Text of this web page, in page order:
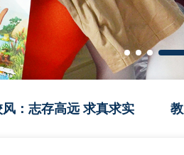
风：志存高远 求真求实